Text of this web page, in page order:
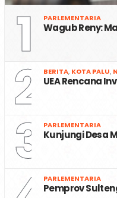
1 PARLEMENTARIA
Wagub Reny:
2 BERITA, KOTA PALU,
UEA Rencana
3 PARLEMENTARIA
Kunjungi Desa
PARLEMENTARIA
Pemprov